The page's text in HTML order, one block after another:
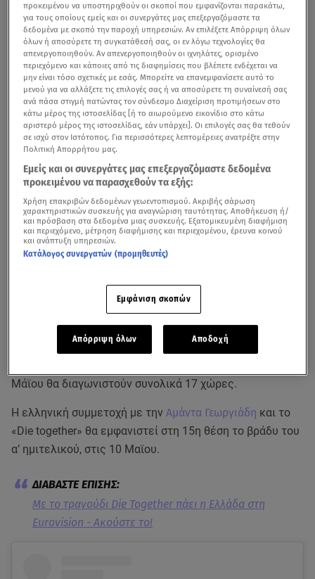
Δείτε βίντεο για τη φετινή ελληνική συμμετοχή στη Eurovision από το
Breakfast@Star
Ανακοινώθηκε η σειρά εμφάνισης των χωρών για τον
πρώτο και δεύτερο ημιτελικό του διαγωνισμού
Eurovision 2022που θα διεξαχθεί στο
Τορίνο της Ιταλίας.
Μάϊου θα διαγωνιστούν συνολικά 17 χώρες.
Η ελληνική συμμετοχή με την Αμάντα Γεωργιάδη και το
«Die together» θα εμφανιστεί στη 15η θέση το βράδυ του
α’ ημιτελικού, στις 10 Μαϊου.
Με το τραγούδι Die Together πάει η Ελλάδα στη
Eurovision - Aκούστε το!
προκειμένου να υποστηριχθούν οι σκοποί που εμφανίζονται παρακάτω,
για τους οποίους εμείς και οι συνεργάτες μας επεξεργαζόμαστε τα
δεδομένα με σκοπό την παροχή υπηρεσιών. Αν επιλέξετε Απόρριψη όλων
όλων ή αποσύρετε τη συγκατάθεσή σας, οι εν λόγω τεχνολογίες θα
απενεργοποιηθούν. Αν απενεργοποιηθούν οι ιχνηλάτες, ορισμένο
περιεχόμενο και κάποιες από τις διαφημίσεις που βλέπετε ενδέχεται να
μην είναι τόσο σχετικές με εσάς. Μπορείτε να επανεμφανίσετε αυτό το
μενού για να αλλάξετε τις επιλογές σας ή να αποσύρετε τη συναίνεσή σας
ανά πάσα στιγμή πατώντας τον σύνδεσμο Διαχείριση προτιμήσεων στο
κάτω μέρος της ιστοσελίδας [ή το αιωρούμενο εικονίδιο στο κάτω
αριστερό μέρος της ιστοσελίδας, εάν υπάρχει]. Οι επιλογές σας θα τεθούν
σε ισχύ στον Ιστότοπος. Για περισσότερες λεπτομέρειες ανατρέξτε στην
Πολιτική Απορρήτου μας.
Εμείς και οι συνεργάτες μας επεξεργαζόμαστε δεδομένα
προκειμένου να παρασχεθούν τα εξής:
Χρήση επακριβών δεδομένων γεωεντοπισμού. Ακριβής σάρωση
χαρακτηριστικών συσκευής για αναγνώριση ταυτότητας. Αποθήκευση ή/
και πρόσβαση στα δεδομένα μιας συσκευής. Εξατομικευμένη διαφήμιση
και περιεχόμενο, μέτρηση διαφήμισης και περιεχομένου, έρευνα κοινού
και ανάπτυξη υπηρεσιών.
Κατάλογος συνεργατών (προμηθευτές)
Εμφάνιση σκοπών
Απόρριψη όλων Αποδοχή